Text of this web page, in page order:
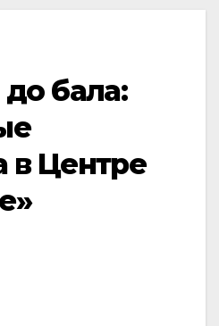
бала:
в Центре